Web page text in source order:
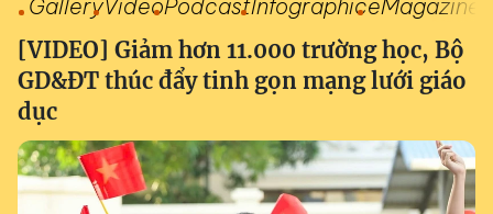
GalleryVideoPodcastInfographiceMagazine
[VIDEO] Giảm hơn 11.000 trường học, Bộ
GD&ĐT thúc đẩy tinh gọn mạng lưới giáo
dục